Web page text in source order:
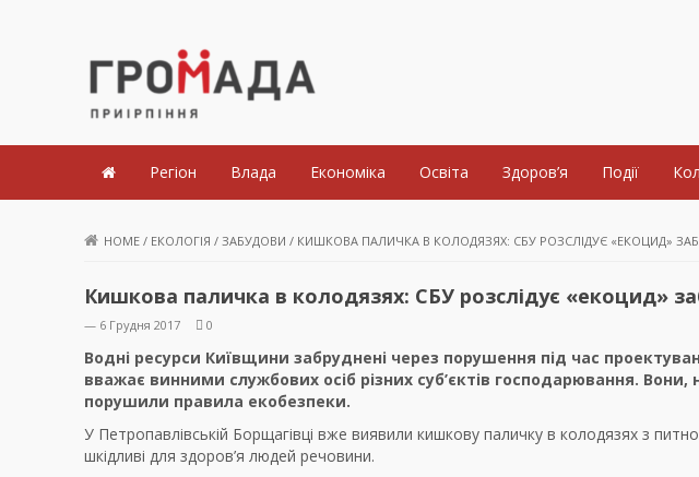
Громада Приірпіння
Регіон Влада Економіка Освіта Здоров’я Події
HOME / ЕКОЛОГІЯ / ЗАБУДОВИ / КИШКОВА ПАЛИЧКА В КОЛОДЯЗЯХ: СБУ РОЗСЛІДУЄ «ЕКОЦИД»
Кишкова паличка в колодязях: СБУ розслідує «екоцид»
— 6 Грудня 2017 0
Водні ресурси Київщини забруднені через порушення під час
вважає винними службових осіб різних суб’єктів господарювання.
порушили правила екобезпеки.
У Петропавлівській Борщагівці вже виявили кишкову паличку в колодязях з
шкідливі для здоров’я людей речовини.